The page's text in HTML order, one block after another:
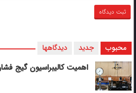
محبوب جدید دیدگاهها
اهمیت کالیبراسیون گیج فشار